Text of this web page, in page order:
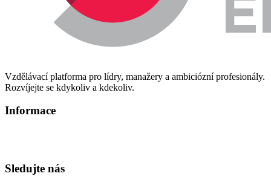
Vzdělávací platforma pro lídry, manažery a ambiciózní profesionály.
Rozvíjejte se kdykoliv a kdekoliv.
Informace
Sledujte nás